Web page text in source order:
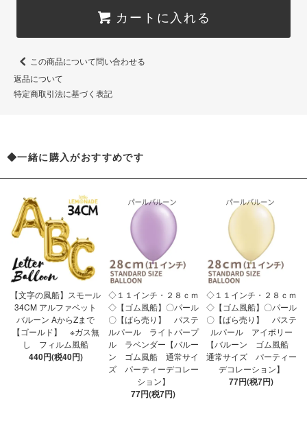
カートに入れる
この商品について問い合わせる
返品について
特定商取引法に基づく表記
◆一緒に購入がおすすめです
【文字の風船】スモール
34CM アルファベット
バルーン AからZまで
【ゴールド】 ※ガス無
し フィルム風船
440円(税40円)
◇１１インチ・２８ｃｍ
◇【ゴム風船】〇パール
〇【ばら売り】 パステ
ルパール ライトパープ
ル ラベンダー【バルー
ン ゴム風船 通常サイ
ズ パーティーデコレー
ション】
77円(税7円)
◇１１インチ・２８ｃｍ
◇【ゴム風船】〇パール
〇【ばら売り】 パステ
ルパール アイボリー
【バルーン ゴム風船
通常サイズ パーティー
デコレーション】
77円(税7円)